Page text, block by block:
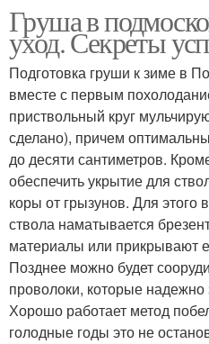
Груша в
уход. Секреты
Подготовка груши к зиме в
вместе с первым
приствольный круг
сделано), причем
до десяти сантиметров.
обеспечить укрытие для
коры от грызунов. Для этого
ствола наматывается
материалы или прикрывают
Позднее можно будет
проволоки, которые надежно
Хорошо работает метод
голодные годы это не